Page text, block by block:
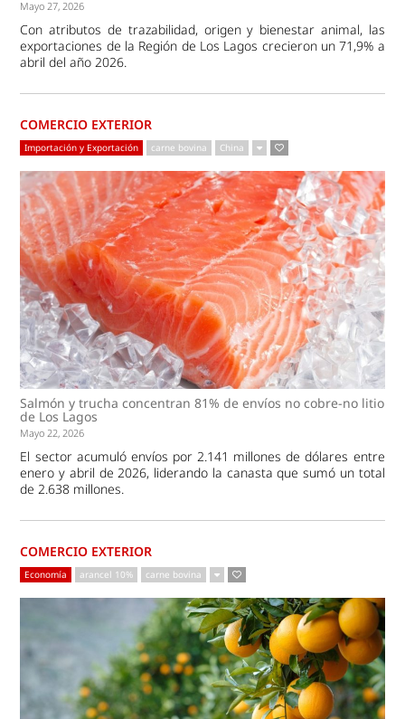
Mayo 27, 2026
Con atributos de trazabilidad, origen y bienestar animal, las
exportaciones de la Región de Los Lagos crecieron un 71,9% a
abril del año 2026.
COMERCIO EXTERIOR
Importación y Exportación carne bovina China
Salmón y trucha concentran 81% de envíos no cobre-no litio
de Los Lagos
Mayo 22, 2026
El sector acumuló envíos por 2.141 millones de dólares entre
enero y abril de 2026, liderando la canasta que sumó un total
de 2.638 millones.
COMERCIO EXTERIOR
Economía arancel 10% carne bovina